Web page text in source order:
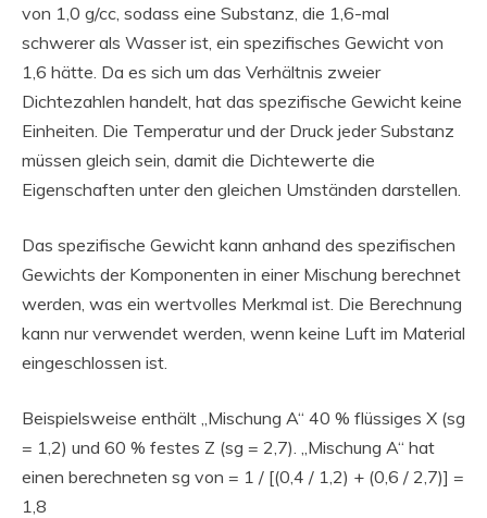
von 1,0 g/cc, sodass eine Substanz, die 1,6-mal
schwerer als Wasser ist, ein spezifisches Gewicht von
1,6 hätte. Da es sich um das Verhältnis zweier
Dichtezahlen handelt, hat das spezifische Gewicht keine
Einheiten. Die Temperatur und der Druck jeder Substanz
müssen gleich sein, damit die Dichtewerte die
Eigenschaften unter den gleichen Umständen darstellen.
Das spezifische Gewicht kann anhand des spezifischen
Gewichts der Komponenten in einer Mischung berechnet
werden, was ein wertvolles Merkmal ist. Die Berechnung
kann nur verwendet werden, wenn keine Luft im Material
eingeschlossen ist.
Beispielsweise enthält „Mischung A“ 40 % flüssiges X (sg
= 1,2) und 60 % festes Z (sg = 2,7). „Mischung A“ hat
einen berechneten sg von = 1 / [(0,4 / 1,2) + (0,6 / 2,7)] =
1,8